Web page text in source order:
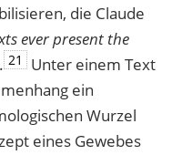
die Claude
ever present the
21
Unter einem Text
ein
Wurzel
eines Gewebes